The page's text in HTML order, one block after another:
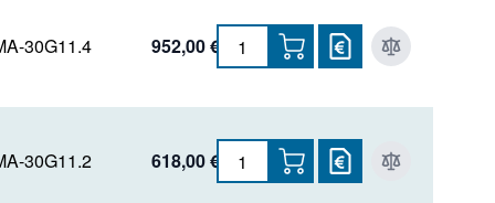
30G11.4 952,00 €
30G11.2 618,00 €